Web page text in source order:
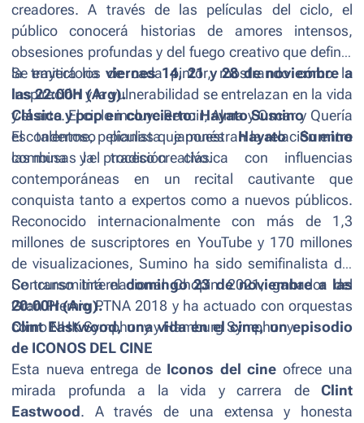
creadores. A través de las películas del ciclo, el
público conocerá historias de amores intensos,
obsesiones profundas y del fuego creativo que definió
la trayectoria de cada pintor, mostrando cómo la
inspiración y la vulnerabilidad se entrelazan en la vida
y el arte. El ciclo incluyeRenoir,Alma y Oscary Quería
esconderme, películas que muestran la relación entre
las musas y el proceso creativo.
Se emitirá los viernes 14, 21 y 28 de noviembre a
las 22:00H (Arg).
Clásica y pop en concierto:Hayato Sumino
El talentoso pianista japonésHayato Sumino
combina la tradición clásica con influencias
contemporáneas en un recital cautivante que
conquista tanto a expertos como a nuevos públicos.
Reconocido internacionalmente con más de 1,3
millones de suscriptores en YouTube y 170 millones
de visualizaciones, Sumino ha sido semifinalista del
Concurso Internacional Chopin 2021, ganador del
Gran Premio PTNA 2018 y ha actuado con orquestas
como NHK Symphony y Hamburg Symphony.
Se transmitirá eldomingo 23 de noviembre a las
20:00H (Arg).
Clint Eastwood, una vida en el cine, un episodio
de ICONOS DEL CINE
Esta nueva entrega de Iconos del cine ofrece una
mirada profunda a la vida y carrera de Clint
Eastwood. A través de una extensa y honesta